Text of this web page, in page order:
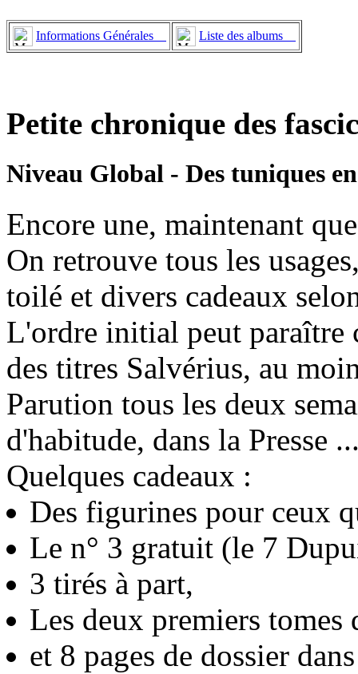
Informations Générales Liste des albums
Petite chronique des
Niveau Global - Des tuniques
Encore une, maintenant
On retrouve tous les
toilé et divers cadeaux
L'ordre initial peut paraître
des titres Salvérius, au
Parution tous les deux
d'habitude, dans la Presse
Quelques cadeaux :
Des figurines pour ceux
Le n° 3 gratuit (le 7
3 tirés à part,
Les deux premiers
et 8 pages de dossier